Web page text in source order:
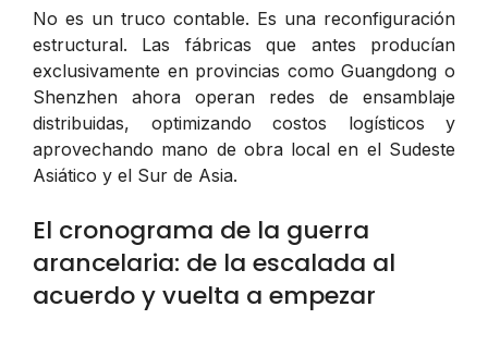
No es un truco contable. Es una reconfiguración
estructural. Las fábricas que antes producían
exclusivamente en provincias como Guangdong o
Shenzhen ahora operan redes de ensamblaje
distribuidas, optimizando costos logísticos y
aprovechando mano de obra local en el Sudeste
Asiático y el Sur de Asia.
El cronograma de la guerra
arancelaria: de la escalada al
acuerdo y vuelta a empezar